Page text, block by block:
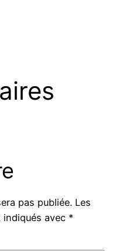
pas publiée. Les
avec *